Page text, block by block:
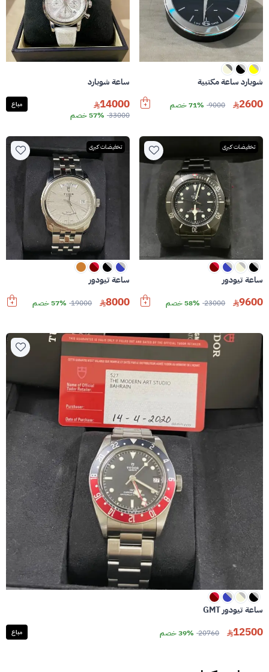
شوبارد ساعة مكتبية
2600
9000 71% خصم
ساعة شوبارد
14000
33000 57% خصم
مباع
تخفيضات كبرى
ساعة تيودور
9600
23000 58% خصم
تخفيضات كبرى
ساعة تيودور
8000
19000 57% خصم
ساعة تيودور GMT
12500
20760 39% خصم مباع